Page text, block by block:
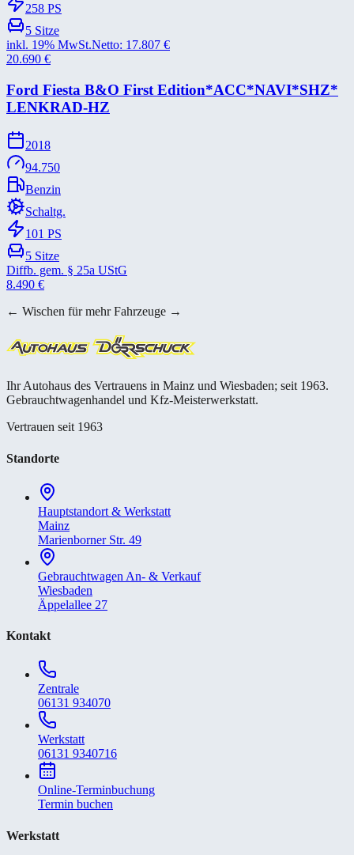
258 PS
5 Sitze
inkl. 19% MwSt.Netto: 17.807 €
20.690 €
Ford Fiesta B&​O First Edition*​ACC*​NAVI*​SHZ*​
LENKRAD-​HZ
2018
94.750
Benzin
Schaltg.
101 PS
5 Sitze
Diffb. gem. § 25a UStG
8.490 €
← Wischen für mehr Fahrzeuge →
Ihr Autohaus des Vertrauens in Mainz und Wiesbaden; seit 1963.
Gebrauchtwagenhandel und Kfz-Meisterwerkstatt.
Vertrauen seit 1963
Standorte
Hauptstandort & Werkstatt
Mainz
Marienborner Str. 49
Gebrauchtwagen An- & Verkauf
Wiesbaden
Äppelallee 27
Kontakt
Zentrale
06131 934070
Werkstatt
06131 9340716
Online-Terminbuchung
Termin buchen
Werkstatt